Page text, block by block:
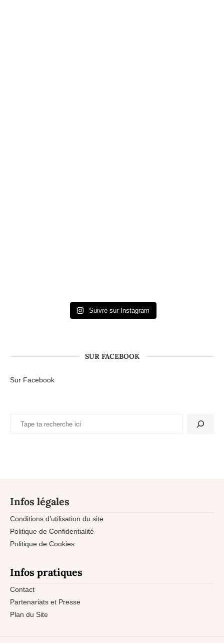
Suivre sur Instagram
SUR FACEBOOK
Sur Facebook
Infos légales
Conditions d’utilisation du site
Politique de Confidentialité
Politique de Cookies
Infos pratiques
Contact
Partenariats et Presse
Plan du Site